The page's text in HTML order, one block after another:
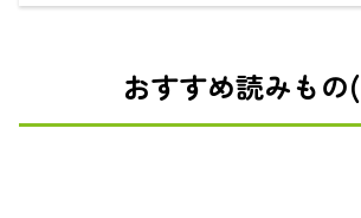
おすすめ読みもの